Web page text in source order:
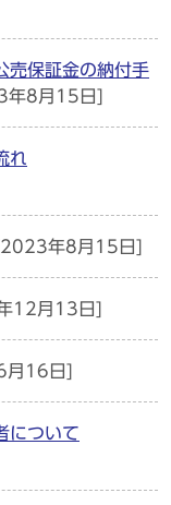
売保証金の納付手
年8月15日]
れ
年8月15日]
12月13日]
月16日]
について